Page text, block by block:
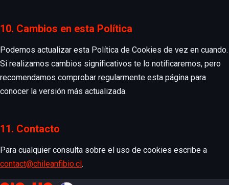
10. Cambios en esta Política
Podemos actualizar esta Política de Cookies de vez en cuando.
Si realizamos cambios significativos te lo notificaremos, pero
recomendamos comprobar regularmente esta página para
conocer la versión más actualizada.
11. Contacto
Para cualquier consulta sobre el uso de cookies escribe a
contact@chileanfibio.cl.